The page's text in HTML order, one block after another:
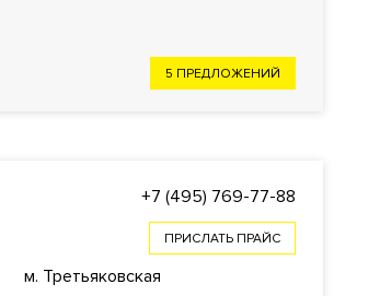
5 ПРЕДЛОЖЕНИЙ
+7 (495) 769-77-88
ПРИСЛАТЬ ПРАЙС
м. Третьяковская